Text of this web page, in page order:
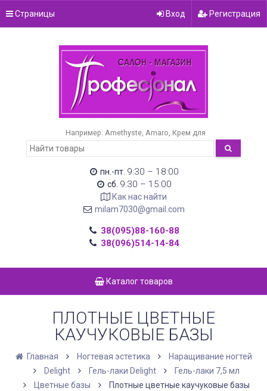
Страницы Вход Регистрация
Например: Amethyste Amaro Крем для
пн.-пт. 9:30 – 18:00
сб. 9:30 – 15:00
Как нас найти
milam7030@gmail.com
38(095)88-160-88
38(096)514-14-84
Каталог товаров
ПЛОТНЫЕ ЦВЕТНЫЕ
КАУЧУКОВЫЕ БАЗЫ
Главная Ногтевая эстетика
Наращивание ногтей
Delight
Гель-лаки Delight
Гель-лаки 7,5 мл
Цветные базы
Плотные цветные каучуковые базы